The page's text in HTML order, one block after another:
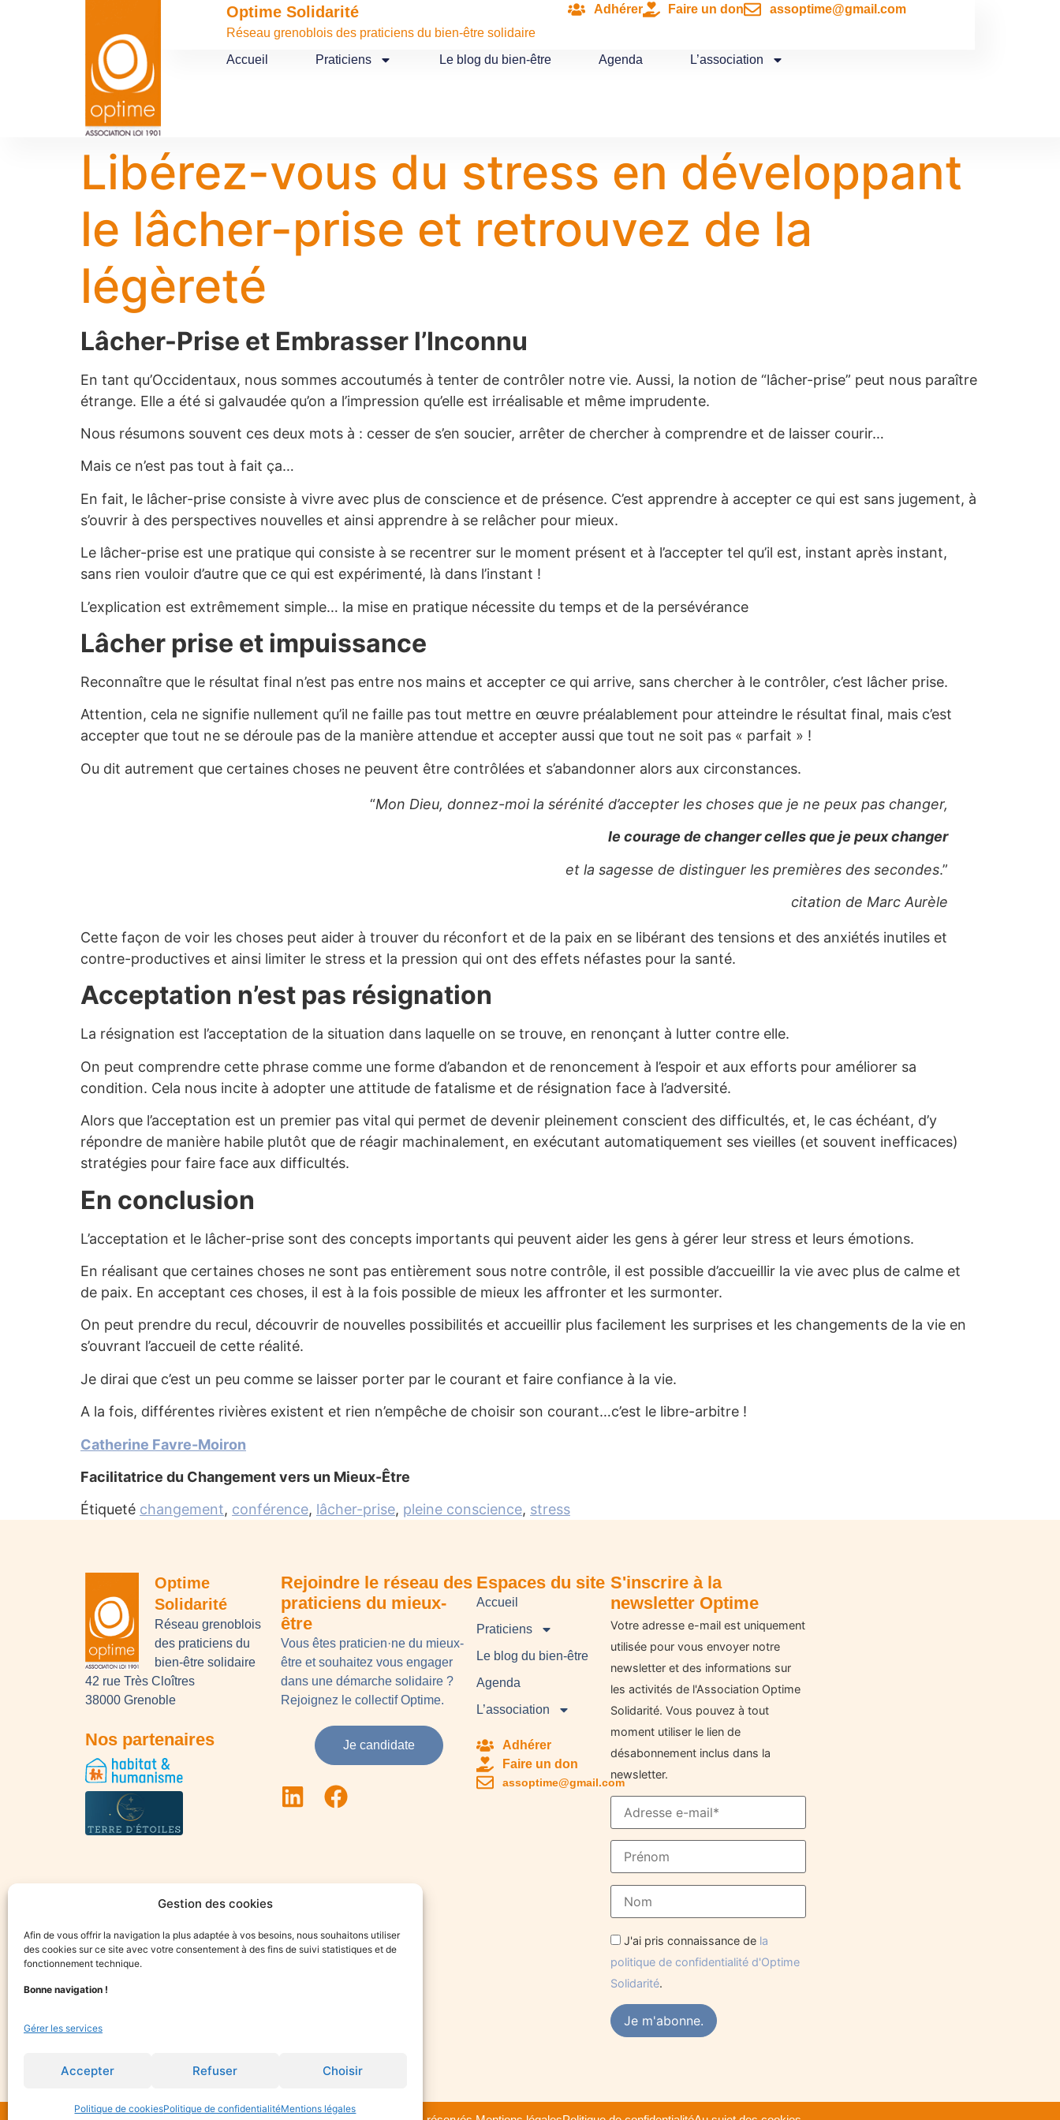
Gestion des cookies
Afin de vous offrir la navigation la plus adaptée à vos besoins, nous souhaitons utiliser
des cookies sur ce site avec votre consentement à des fins de suivi statistiques et de
fonctionnement technique.
Bonne navigation !
Gérer les services
Accepter Refuser Choisir
Politique de cookiesPolitique de confidentialitéMentions légales
Optime Solidarité
Réseau grenoblois des praticiens du bien-être solidaire
Adhérer Faire un don assoptime@gmail.com
Accueil Praticiens Le blog du bien-être Agenda L’association
Libérez-vous du stress en développant
le lâcher-prise et retrouvez de la
légèreté
Lâcher-Prise et Embrasser l’Inconnu
En tant qu’Occidentaux, nous sommes accoutumés à tenter de contrôler notre vie. Aussi, la notion de “lâcher-prise” peut nous paraître
étrange. Elle a été si galvaudée qu’on a l’impression qu’elle est irréalisable et même imprudente.
Nous résumons souvent ces deux mots à : cesser de s’en soucier, arrêter de chercher à comprendre et de laisser courir…
Mais ce n’est pas tout à fait ça…
En fait, le lâcher-prise consiste à vivre avec plus de conscience et de présence. C’est apprendre à accepter ce qui est sans jugement, à
s’ouvrir à des perspectives nouvelles et ainsi apprendre à se relâcher pour mieux.
Le lâcher-prise est une pratique qui consiste à se recentrer sur le moment présent et à l’accepter tel qu’il est, instant après instant,
sans rien vouloir d’autre que ce qui est expérimenté, là dans l’instant !
L’explication est extrêmement simple… la mise en pratique nécessite du temps et de la persévérance
Lâcher prise et impuissance
Reconnaître que le résultat final n’est pas entre nos mains et accepter ce qui arrive, sans chercher à le contrôler, c’est lâcher prise.
Attention, cela ne signifie nullement qu’il ne faille pas tout mettre en œuvre préalablement pour atteindre le résultat final, mais c’est
accepter que tout ne se déroule pas de la manière attendue et accepter aussi que tout ne soit pas « parfait » !
Ou dit autrement que certaines choses ne peuvent être contrôlées et s’abandonner alors aux circonstances.
“Mon Dieu, donnez-moi la sérénité d’accepter les choses que je ne peux pas changer,
le courage de changer celles que je peux changer
et la sagesse de distinguer les premières des secondes.”
citation de Marc Aurèle
Cette façon de voir les choses peut aider à trouver du réconfort et de la paix en se libérant des tensions et des anxiétés inutiles et
contre-productives et ainsi limiter le stress et la pression qui ont des effets néfastes pour la santé.
Acceptation n’est pas résignation
La résignation est l’acceptation de la situation dans laquelle on se trouve, en renonçant à lutter contre elle.
On peut comprendre cette phrase comme une forme d’abandon et de renoncement à l’espoir et aux efforts pour améliorer sa
condition. Cela nous incite à adopter une attitude de fatalisme et de résignation face à l’adversité.
Alors que l’acceptation est un premier pas vital qui permet de devenir pleinement conscient des difficultés, et, le cas échéant, d’y
répondre de manière habile plutôt que de réagir machinalement, en exécutant automatiquement ses vieilles (et souvent inefficaces)
stratégies pour faire face aux difficultés.
En conclusion
L’acceptation et le lâcher-prise sont des concepts importants qui peuvent aider les gens à gérer leur stress et leurs émotions.
En réalisant que certaines choses ne sont pas entièrement sous notre contrôle, il est possible d’accueillir la vie avec plus de calme et
de paix. En acceptant ces choses, il est à la fois possible de mieux les affronter et les surmonter.
On peut prendre du recul, découvrir de nouvelles possibilités et accueillir plus facilement les surprises et les changements de la vie en
s’ouvrant l’accueil de cette réalité.
Je dirai que c’est un peu comme se laisser porter par le courant et faire confiance à la vie.
A la fois, différentes rivières existent et rien n’empêche de choisir son courant…c’est le libre-arbitre !
Catherine Favre-Moiron
Facilitatrice du Changement vers un Mieux-Être
Étiqueté changement, conférence, lâcher-prise, pleine conscience, stress
Optime
Solidarité
Réseau grenoblois
des praticiens du
bien-être solidaire
42 rue Très Cloîtres
38000 Grenoble
Nos partenaires
Rejoindre le réseau des
praticiens du mieux-
être
Vous êtes praticien·ne du mieux-
être et souhaitez vous engager
dans une démarche solidaire ?
Rejoignez le collectif Optime.
Je candidate
Espaces du site
Accueil
Praticiens
Le blog du bien-être
Agenda
L’association
Adhérer
Faire un don
assoptime@gmail.com
S'inscrire à la
newsletter Optime
Votre adresse e-mail est uniquement
utilisée pour vous envoyer notre
newsletter et des informations sur
les activités de l'Association Optime
Solidarité. Vous pouvez à tout
moment utiliser le lien de
désabonnement inclus dans la
newsletter.
J'ai pris connaissance de la
politique de confidentialité d'Optime
Solidarité.